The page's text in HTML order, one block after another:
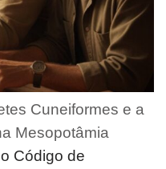
Cuneiformes e a
Mesopotâmia
Código de